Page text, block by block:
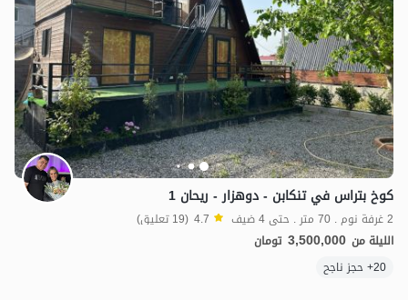
كوخ بتراس في تنكابن - دوهزار - ريحان 1
2 غرفة نوم . 70 متر . حتى 4 ضيف 4.7 (19 تعليق)
الليلة من 3,500,000 تومان
20+ حجز ناجح